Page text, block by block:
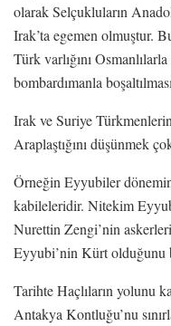
olarak Selçukluların
Irak’ta egemen olmuştur.
Türk varlığını
bombardımanla
Irak ve Suriye
Araplaştığını düşünmek
Örneğin Eyyubiler
kabileleridir. Nitekim
Nurettin Zengi’nin
Eyyubi’nin Kürt olduğunu
Tarihte Haçlıların yolunu
Antakya Kontluğu’nu